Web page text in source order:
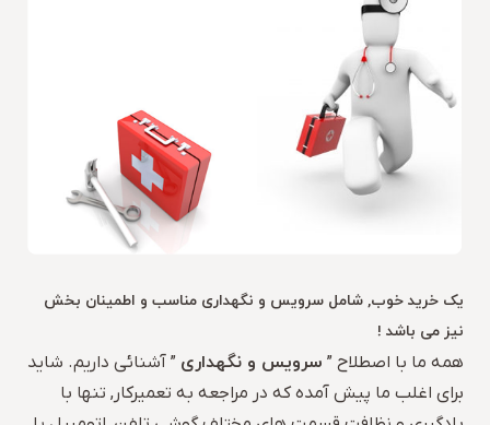
یک خرید خوب, شامل سرویس و نگهداری مناسب و اطمینان بخش
نیز می باشد !
همه ما با اصطلاح ” سرویس و نگهداری ” آشنائی داریم. شاید
برای اغلب ما پیش آمده که در مراجعه به تعمیرکار, تنها با